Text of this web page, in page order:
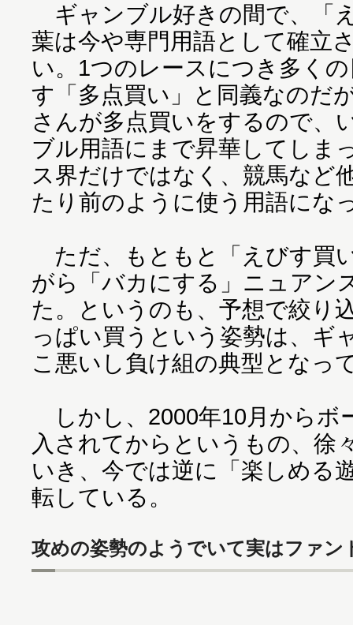
ギャンブル好きの間で、「
葉は今や専門用語として確立
い。1つのレースにつき多く
す「多点買い」と同義なのだ
さんが多点買いをするので、
ブル用語にまで昇華してしま
ス界だけではなく、競馬など
たり前のように使う用語にな
ただ、もともと「えびす買
がら「バカにする」ニュアン
た。というのも、予想で絞り
っぱい買うという姿勢は、ギ
こ悪いし負け組の典型となっ
しかし、2000年10月からボ
入されてからというもの、徐
いき、今では逆に「楽しめる
転している。
攻めの姿勢のようでいて実はファン